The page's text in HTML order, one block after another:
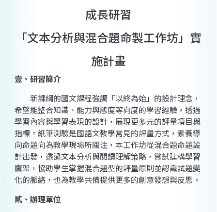
成長研習
「文本分析與混合題命製工作坊」實
施計畫
壹、研習簡介
新課綱的國文課程強調「以終為始」的設計理念，
希望能整合知識、能力與態度等向度的學習經驗，透過
學習內容與學習表現的設計，展現更多元的評量項目與
指標。紙筆測驗是國語文教學常見的評量方式，素養導
向命題向為教學現場所關注，本工作坊從混合題命題設
計出發，透過文本分析與閱讀理解策略，嘗試建構學習
鷹架，協助學生掌握混合題型的評量原則並認識試題變
化的脈絡，也為教學共備提供更多的創意發想與反思。
貳、辦理單位